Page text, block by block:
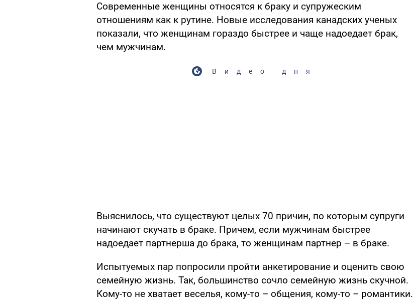
Современные женщины относятся к браку и супружеским
отношениям как к рутине. Новые исследования канадских ученых
показали, что женщинам гораздо быстрее и чаще надоедает брак,
чем мужчинам.
Видео дня
Выяснилось, что существуют целых 70 причин, по которым супруги
начинают скучать в браке. Причем, если мужчинам быстрее
надоедает партнерша до брака, то женщинам партнер – в браке.
Испытуемых пар попросили пройти анкетирование и оценить свою
семейную жизнь. Так, большинство сочло семейную жизнь скучной.
Кому-то не хватает веселья, кому-то – общения, кому-то – романтики.